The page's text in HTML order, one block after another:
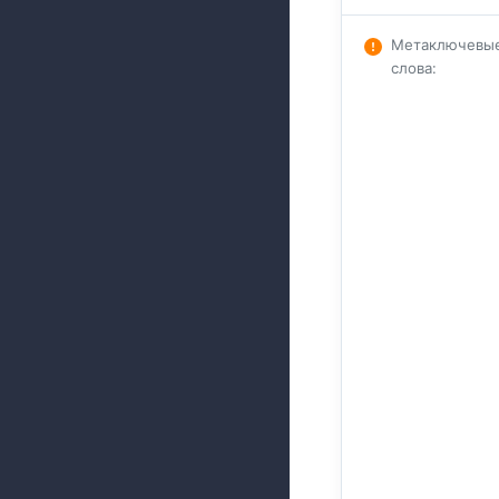
слова: